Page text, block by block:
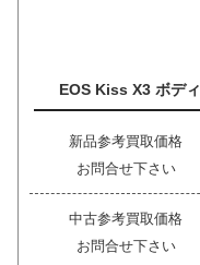
EOS Kiss X3 ボディ
新品参考買取価格
お問合せ下さい
中古参考買取価格
お問合せ下さい